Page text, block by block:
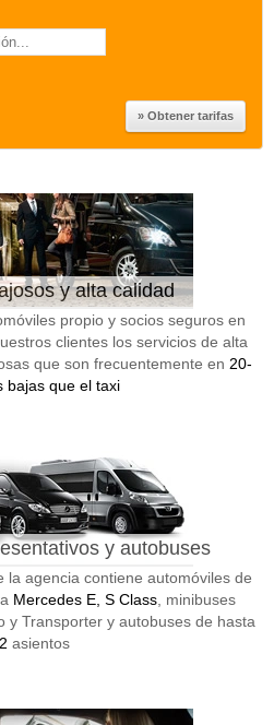
y alta calidad
propio y socios seguros en
clientes los servicios de alta
que son frecuentemente en 20-
bajas que el taxi
y autobuses
la agencia contiene automóviles de
Mercedes E, S Class , minibuses
y Transporter y autobuses de hasta
asientos